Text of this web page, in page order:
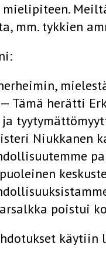
mielipiteen.
mm. tykkien
Tämä herätti
Niukkanen
poistui
käytiin